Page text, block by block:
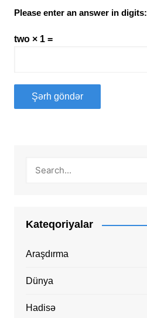
Please enter an answer in digits:
two × 1 =
Kateqoriyalar
Araşdırma
Dünya
Hadisə